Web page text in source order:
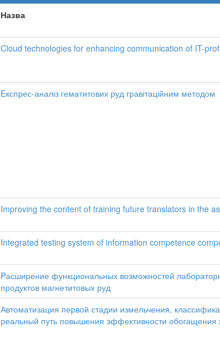
Назва
Cloud technologies for enhancing communication of IT-
Eкспрес-аналіз гематитових руд гравітаційним методом
Improving the content of training future translators in the
Integrated testing system of information competence
Pасширение функциональных возможностей
продуктов магнетитовых руд
Автоматизация первой стадии измельчения,
реальный путь повышения эффективности обогащения